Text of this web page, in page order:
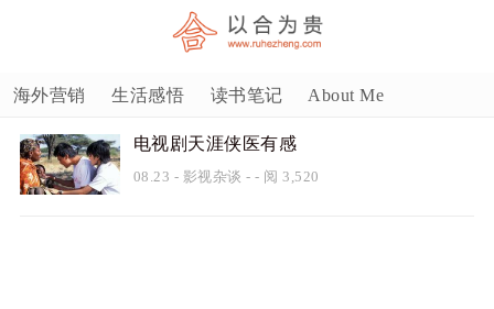
海外营销 生活感悟 读书笔记 About Me
电视剧天涯侠医有感
08.23 - 影视杂谈 - - 阅 3,520